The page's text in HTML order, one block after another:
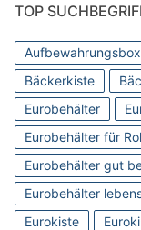
TOP
Aufbewahrungsbox
Bäckerkiste
Eurobehälter
Eurobehälter für
Eurobehälter gut
Eurobehälter
Eurokiste